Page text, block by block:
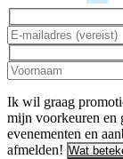
Ik wil graag
mijn voorkeuren en
evenementen en
afmelden! Wat